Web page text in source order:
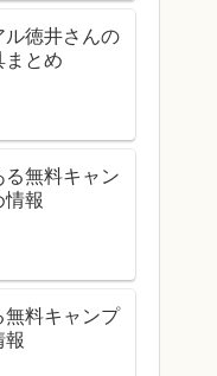
ル徳井さんの
まとめ
無料キャン
情報
無料キャンプ
報